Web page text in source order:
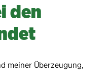
den
meiner Überzeugung,